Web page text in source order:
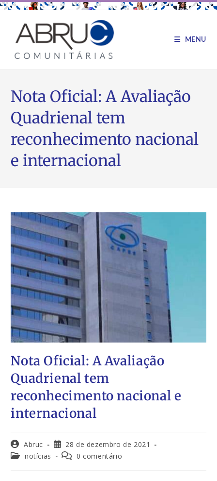
MENU
Nota Oficial: A Avaliação
Quadrienal tem
reconhecimento nacional
e internacional
Nota Oficial: A Avaliação
Quadrienal tem
reconhecimento nacional e
internacional
Abruc
28 de dezembro de 2021
notícias
0 comentário